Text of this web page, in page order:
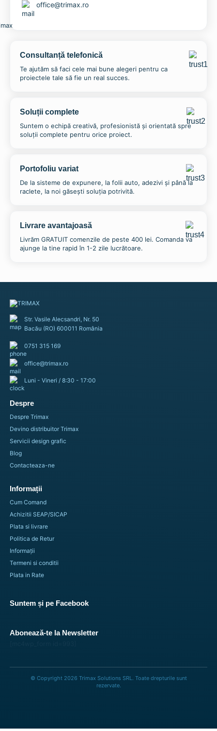
Folie reflectorizanta mata de culoare argintie la
latimea de 1000mm GP 025 – ORALITE ®
116,76lei
Inscriptionari Textile din Bumbac sau Poliester si
Combinatii dintre Acestea SISER®
Folie Termotransfer cu Sclipici, Texturata pentru
office@trimax.ro
Consultanță telefonică
Te ajutăm să faci cele mai bune alegeri pentru ca
proiectele tale să fie un real succes.
Soluții complete
Suntem o echipă creativă, profesionistă și orientată spre
soluții complete pentru orice proiect.
Portofoliu variat
De la sisteme de expunere, la folii auto, adezivi și până la
raclete, la noi găsești soluția potrivită.
Livrare avantajoasă
Livrăm GRATUIT comenzile de peste 400 lei. Comanda va
ajunge la tine rapid în 1-2 zile lucrătoare.
Str. Vasile Alecsandri, Nr. 50
Bacău (RO) 600011 România
0751 315 169
office@trimax.ro
Luni - Vineri / 8:30 - 17:00
Despre
Despre Trimax
Devino distribuitor Trimax
Servicii design grafic
Blog
Contacteaza-ne
Informații
Cum Comand
Achizitii SEAP/SICAP
Plata si livrare
Politica de Retur
Informații
Termeni si conditii
Plata in Rate
Suntem și pe Facebook
Abonează-te la Newsletter
© Copyright 2026 Trimax Solutions SRL. Toate drepturile sunt
rezervate.